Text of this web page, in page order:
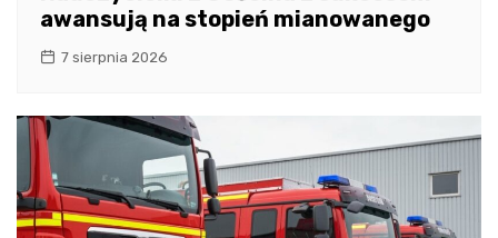
awansują na stopień mianowanego
7 sierpnia 2026